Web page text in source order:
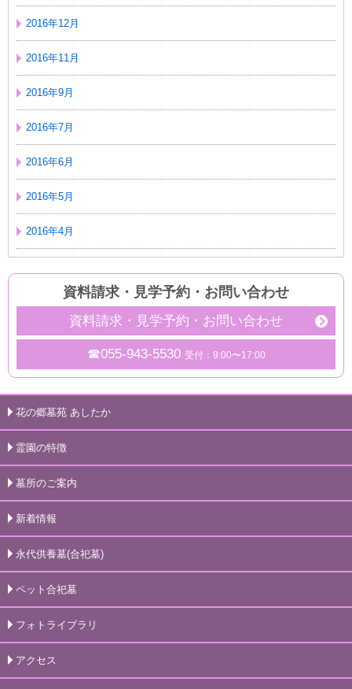
2016年12月
2016年11月
2016年9月
2016年7月
2016年6月
2016年5月
2016年4月
資料請求・見学予約 ・ お問い合わせ
資料請求・見学予約・お問い合わせ
☎055-943-5530 受付：9:00〜17:00
花の郷墓苑 あしたか
霊園の特徴
墓所のご案内
新着情報
永代供養墓(合祀墓)
ペット合祀墓
フォトライブラリ
アクセス